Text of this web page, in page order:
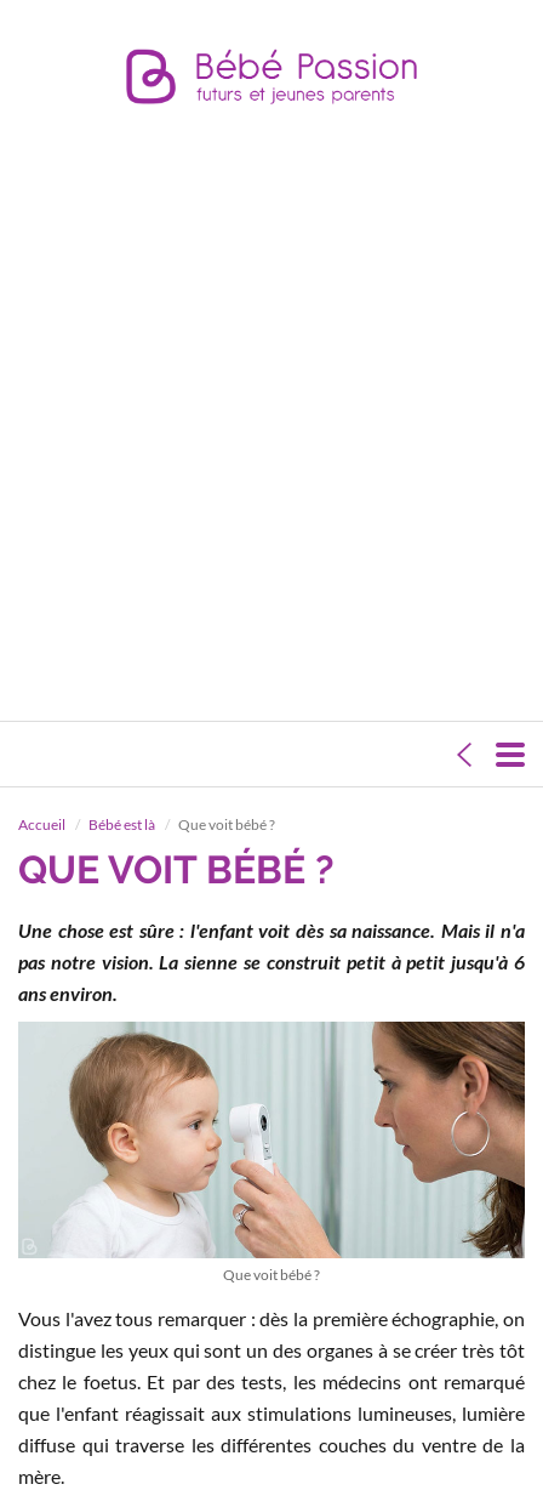
Accueil Bébé est là Que voit bébé ?
QUE VOIT BÉBÉ ?
Une chose est sûre : l'enfant voit dès sa naissance. Mais il n'a
pas notre vision. La sienne se construit petit à petit jusqu'à 6
ans environ.
Que voit bébé ?
Vous l'avez tous remarquer : dès la première échographie, on
distingue les yeux qui sont un des organes à se créer très tôt
chez le foetus. Et par des tests, les médecins ont remarqué
que l'enfant réagissait aux stimulations lumineuses, lumière
diffuse qui traverse les différentes couches du ventre de la
mère.